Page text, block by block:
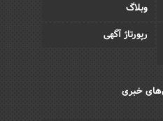
وبلاگ
رپورتاژ آگهی
خبری